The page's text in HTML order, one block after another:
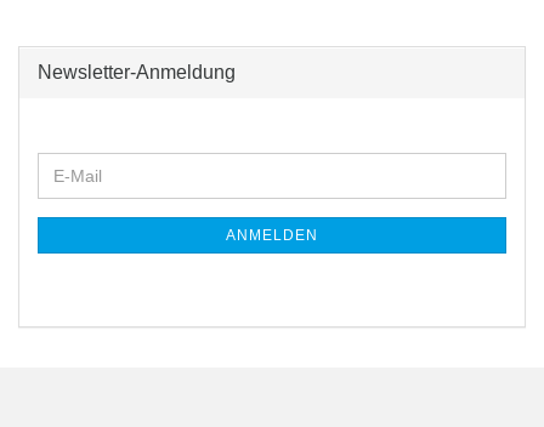
Newsletter-Anmeldung
ZUR
NEWSLETTER-
E-
Mail
ANMELDEN